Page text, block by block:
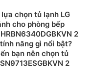
chọn tủ lạnh LG
cho phòng bếp
2
năng gì nổi bật?
bạn nên chọn tủ
2